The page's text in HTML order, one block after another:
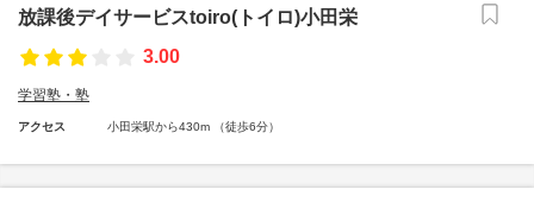
放課後デイサービスtoiro(トイロ)小田栄
3.00
学習塾・塾
アクセス 小田栄駅から430m （徒歩6分）